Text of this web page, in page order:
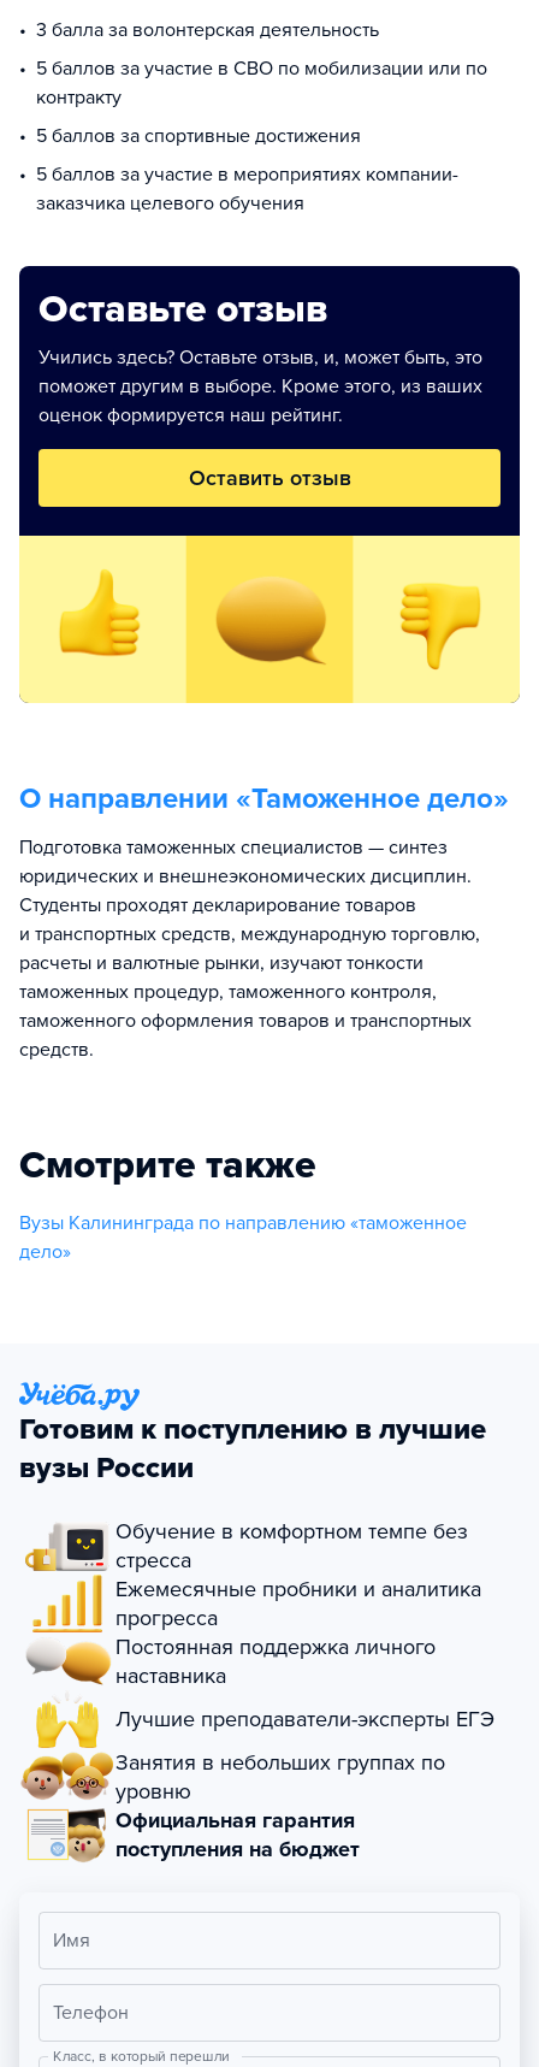
3 балла за волонтерская деятельность
5 баллов за участие в СВО по мобилизации или по
контракту
5 баллов за спортивные достижения
5 баллов за участие в мероприятиях компании-
заказчика целевого обучения
Оставьте отзыв
Учились здесь? Оставьте отзыв, и, может быть, это
поможет другим в выборе. Кроме этого, из ваших
оценок формируется наш рейтинг.
Оставить отзыв
О направлении «Таможенное дело»
Подготовка таможенных специалистов — синтез
юридических и внешнеэкономических дисциплин.
Студенты проходят декларирование товаров
и транспортных средств, международную торговлю,
расчеты и валютные рынки, изучают тонкости
таможенных процедур, таможенного контроля,
таможенного оформления товаров и транспортных
средств.
Смотрите также
Вузы Калининграда по направлению «таможенное
дело»
Готовим к поступлению в лучшие
вузы России
Обучение в комфортном темпе без
стресса
Ежемесячные пробники и аналитика
прогресса
Постоянная поддержка личного
наставника
Лучшие преподаватели-эксперты ЕГЭ
Занятия в небольших группах по
уровню
Официальная гарантия
поступления на бюджет
Имя
Телефон
Класс, в который перешли